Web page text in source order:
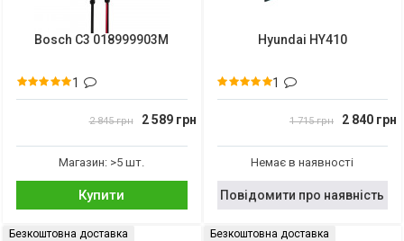
Bosch C3 018999903M
1
2 845 грн 2 589 грн
Магазин: >5 шт.
Купити
Hyundai HY410
1
1 715 грн 2 840 грн
Немає в наявності
Повідомити про наявність
Безкоштовна доставка Безкоштовна доставка